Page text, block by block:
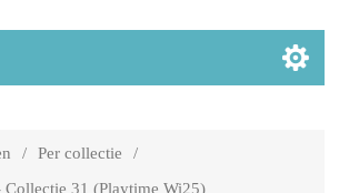
/ Per collectie
/
Collectie 31 (Playtime Wi25)